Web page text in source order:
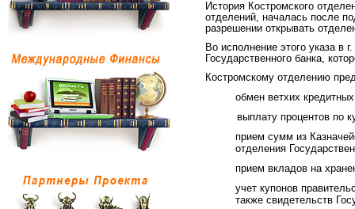
История Костромского
отделений, началась после
разрешении открывать
Во исполнение этого указа в
Государственного банка,
Костромскому отделению
обмен ветхих
выплату процентов по
прием сумм из
отделения
прием вкладов на
учет купонов
также свидетельств